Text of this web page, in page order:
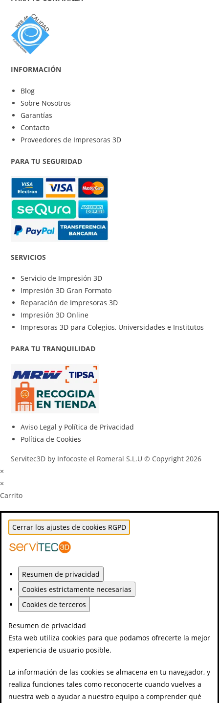
INFORMACIÓN
Blog
Sobre Nosotros
Garantías
Contacto
Proveedores de Impresoras 3D
PARA TU SEGURIDAD
SERVICIOS
Servicio de Impresión 3D
Impresión 3D Gran Formato
Reparación de Impresoras 3D
Impresión 3D Online
Impresoras 3D para Colegios, Universidades e Institutos
PARA TU TRANQUILIDAD
Aviso Legal y Política de Privacidad
Política de Cookies
Servitec3D by Infocoste el Romeral S.L.U © Copyright 2026
×
×
Carrito
Cerrar los ajustes de cookies RGPD
Resumen de privacidad
Cookies estrictamente necesarias
Cookies de terceros
Resumen de privacidad
Esta web utiliza cookies para que podamos ofrecerte la mejor
experiencia de usuario posible.
La información de las cookies se almacena en tu navegador, y
realiza funciones tales como reconocerte cuando vuelves a
nuestra web o ayudar a nuestro equipo a comprender qué